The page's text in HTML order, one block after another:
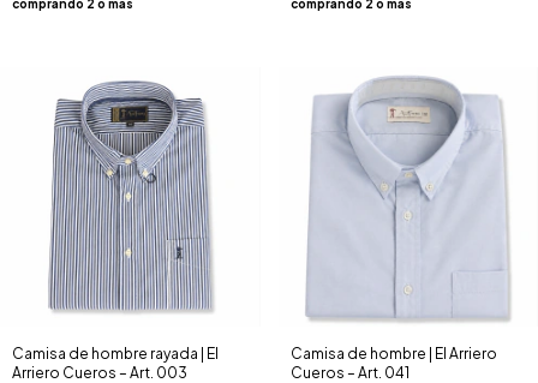
Camisa de hombre rayada | El
Arriero Cueros – Art. 003
Camisa de hombre | El Arriero
Cueros – Art. 041